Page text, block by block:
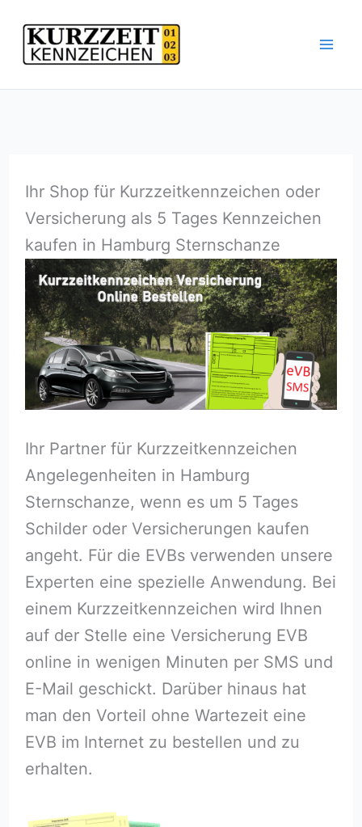
Inhalt
springen
Ihr Shop für Kurzzeitkennzeichen oder
Versicherung als 5 Tages Kennzeichen
kaufen in Hamburg Sternschanze
Ihr Partner für Kurzzeitkennzeichen
Angelegenheiten in Hamburg
Sternschanze, wenn es um 5 Tages
Schilder oder Versicherungen kaufen
angeht. Für die EVBs verwenden unsere
Experten eine spezielle Anwendung. Bei
einem Kurzzeitkennzeichen wird Ihnen
auf der Stelle eine Versicherung EVB
online in wenigen Minuten per SMS und
E-Mail geschickt. Darüber hinaus hat
man den Vorteil ohne Wartezeit eine
EVB im Internet zu bestellen und zu
erhalten.